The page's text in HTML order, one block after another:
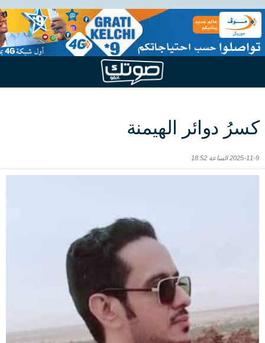
كسرُ دوائر الهيمنة
2025-11-9 الساعة 18:52